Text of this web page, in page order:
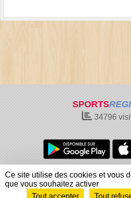
SPORTS
34796
Charte cookies
Informations légales
Signaler
Ce site utilise des cookies et vous
que vous souhaitez activer
Tout accepter
Tout